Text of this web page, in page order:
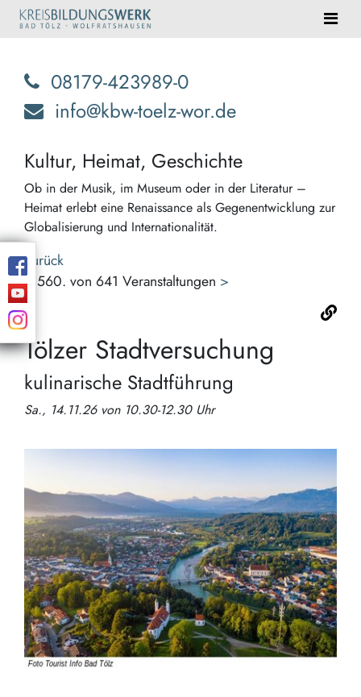
08179-423989-0
info@kbw-toelz-wor.de
Kultur, Heimat, Geschichte
Ob in der Musik, im Museum oder in der Literatur –
Heimat erlebt eine Renaissance als Gegenentwicklung zur
Globalisierung und Internationalität.
Zurück
< 560. von 641 Veranstaltungen >
Tölzer Stadtversuchung
kulinarische Stadtführung
Sa., 14.11.26 von 10.30-12.30 Uhr